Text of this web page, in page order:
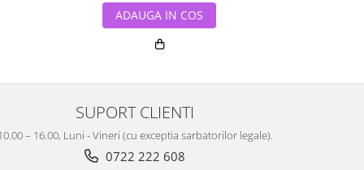
ADAUGA IN COS
SUPORT CLIENTI
– 16.00, Luni - Vineri (cu exceptia sarbatorilor legale).
0722 222 608